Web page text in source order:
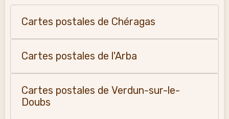
Cartes postales de Chéragas
Cartes postales de l'Arba
Cartes postales de Verdun-sur-le-
Doubs